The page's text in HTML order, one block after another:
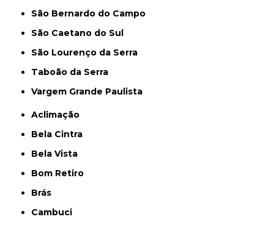
São Bernardo do Campo
São Caetano do Sul
São Lourenço da Serra
Taboão da Serra
Vargem Grande Paulista
Aclimação
Bela Cintra
Bela Vista
Bom Retiro
Brás
Cambuci